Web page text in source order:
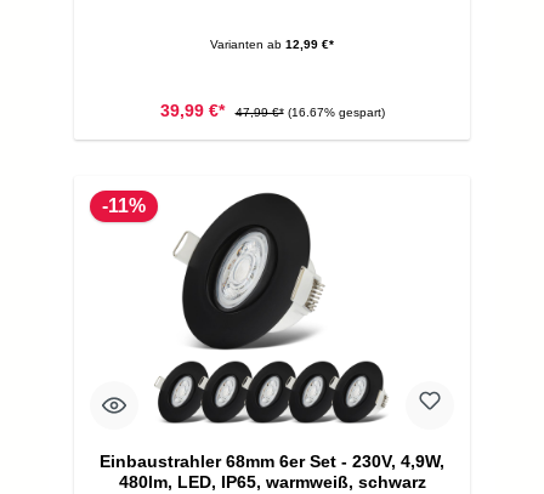
Varianten ab 12,99 €*
39,99 €* 47,99 €* (16.67% gespart)
-11%
Einbaustrahler 68mm 6er Set - 230V, 4,9W,
480lm, LED, IP65, warmweiß, schwarz